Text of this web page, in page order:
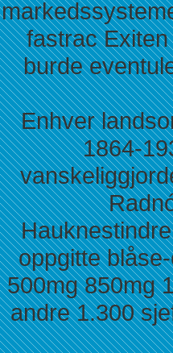
fastrac
burde
Enhver
1864-
oppgitte
500mg 850mg
andre 1.300